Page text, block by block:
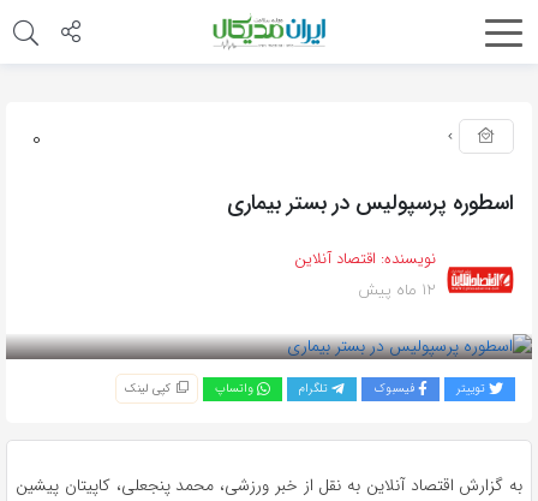
0
اسطوره پرسپولیس در بستر بیماری
نویسنده: اقتصاد آنلاین
12 ماه پیش
توییتر فیسبوک تلگرام واتساپ کپی لینک
به گزارش اقتصاد آنلاین به نقل از خبر ورزشی، محمد پنجعلی، کاپیتان پیشین